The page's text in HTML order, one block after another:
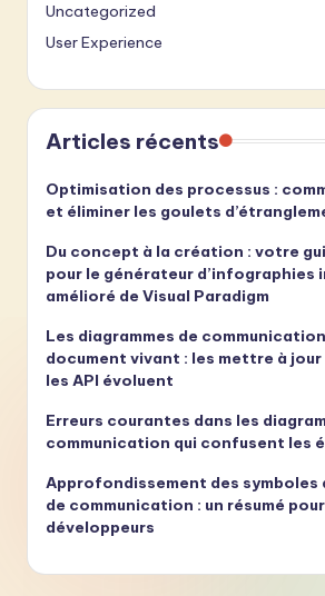
Uncategorized
User Experience
Articles récents
Optimisation des processus :
et éliminer les goulets
Du concept à la création : votre
pour le générateur d’infographies
amélioré de Visual Paradigm
Les diagrammes de
document vivant : les mettre à jour
les API évoluent
Erreurs courantes dans les
communication qui confusent les
Approfondissement des symboles
de communication : un résumé
développeurs